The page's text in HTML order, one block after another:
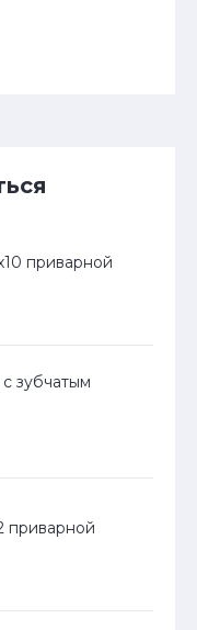
приварной
зубчатым
приварной